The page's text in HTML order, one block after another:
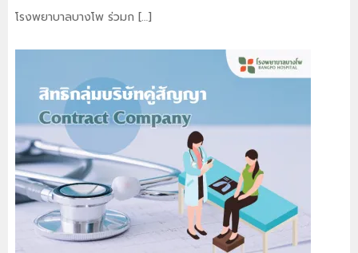
โรงพยาบาลบางโพ ร่วมก […]